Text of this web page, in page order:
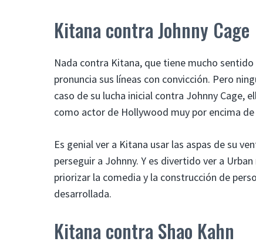
Kitana contra Johnny Cage
Nada contra Kitana, que tiene mucho
pronuncia sus líneas con convicción. Pero
caso de su lucha inicial contra Johnny Cage,
como actor de Hollywood muy por encima de
Es genial ver a Kitana usar las aspas de su
perseguir a Johnny. Y es divertido ver a
priorizar la comedia y la construcción de
desarrollada.
Kitana contra Shao Kahn